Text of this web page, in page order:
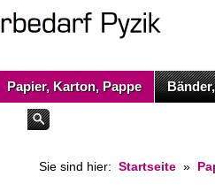
Papier, Karton, Pappe
Sie sind hier: Startseite »